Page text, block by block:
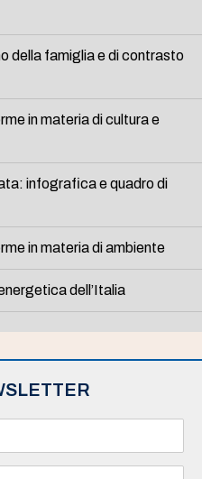
della famiglia e di contrasto
in materia di cultura e
infografica e quadro di
in materia di ambiente
dell’Italia